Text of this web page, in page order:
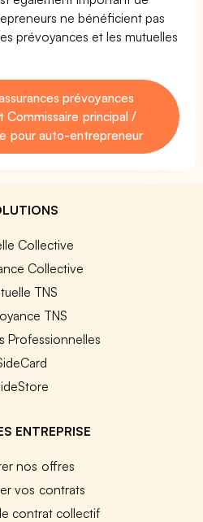
ne bénéficient pas
prévoyances et les mutuelles
prévoyances
Commissaire principal /
pour auto-entrepreneur
Collective
Collective
TNS
TNS
Professionnelles
ENTREPRISE
nos offres
vos contrats
contrat collectif